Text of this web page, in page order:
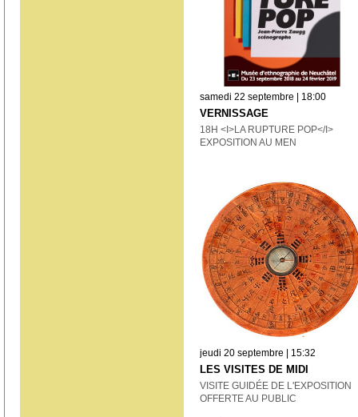
samedi 22 septembre | 18:00
VERNISSAGE
18H <I>LA RUPTURE POP</I>
EXPOSITION AU MEN
jeudi 20 septembre | 15:32
LES VISITES DE MIDI
VISITE GUIDÉE DE L'EXPOSITION
OFFERTE AU PUBLIC